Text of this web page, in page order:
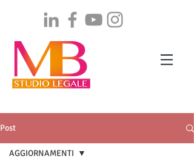
Post
AGGIORNAMENTI